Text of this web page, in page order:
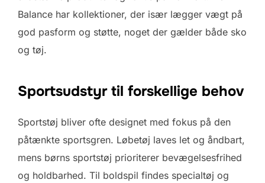
Balance har kollektioner, der især lægger vægt på
god pasform og støtte, noget der gælder både sko
og tøj.
Sportsudstyr til forskellige behov
Sportstøj bliver ofte designet med fokus på den
påtænkte sportsgren. Løbetøj laves let og åndbart,
mens børns sportstøj prioriterer bevægelsesfrihed
og holdbarhed. Til boldspil findes specialtøj og